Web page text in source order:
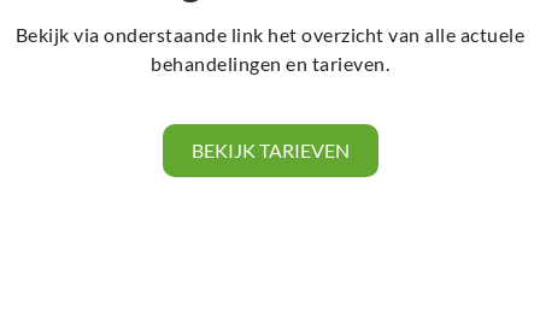
Bekijk via onderstaande link het overzicht van alle actuele
behandelingen en tarieven.
BEKIJK TARIEVEN